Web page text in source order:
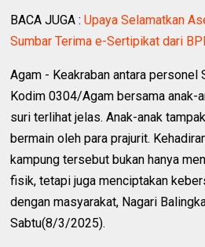
BACA JUGA :Upaya Selamatkan
Sumbar Terima e-Sertipikat dari
Agam - Keakraban antara personel
Kodim 0304/Agam bersama anak-
suri terlihat jelas. Anak-anak
bermain oleh para prajurit.
kampung tersebut bukan hanya
fisik, tetapi juga menciptakan
dengan masyarakat, Nagari
Sabtu(8/3/2025).